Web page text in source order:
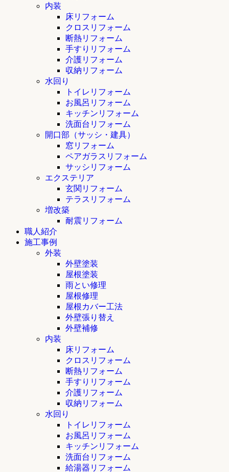
内装
床リフォーム
クロスリフォーム
断熱リフォーム
手すりリフォーム
介護リフォーム
収納リフォーム
水回り
トイレリフォーム
お風呂リフォーム
キッチンリフォーム
洗面台リフォーム
開口部（サッシ・建具）
窓リフォーム
ペアガラスリフォーム
サッシリフォーム
エクステリア
玄関リフォーム
テラスリフォーム
増改築
耐震リフォーム
職人紹介
施工事例
外装
外壁塗装
屋根塗装
雨とい修理
屋根修理
屋根カバー工法
外壁張り替え
外壁補修
内装
床リフォーム
クロスリフォーム
断熱リフォーム
手すりリフォーム
介護リフォーム
収納リフォーム
水回り
トイレリフォーム
お風呂リフォーム
キッチンリフォーム
洗面台リフォーム
給湯器リフォーム